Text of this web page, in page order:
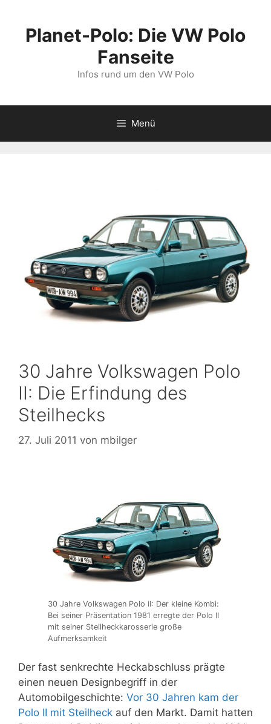
springenPlanet-Polo: Die VW Polo
Fanseite
Infos rund um den VW Polo
Menü
30 Jahre Volkswagen Polo
II: Die Erfindung des
Steilhecks
27. Juli 2011 von mbilger
30 Jahre Volkswagen Polo II: Der kleine Kombi:
Bei seiner Präsentation 1981 erregte der Polo II
mit seiner Steilheckkarosserie große
Aufmerksamkeit
Der fast senkrechte Heckabschluss prägte
einen neuen Designbegriff in der
Automobilgeschichte: Vor 30 Jahren kam der
Polo II mit Steilheck auf den Markt. Damit hatten